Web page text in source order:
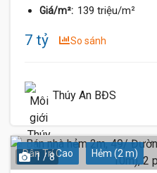
Giá/m²: 139 triệu/m²
7 tỷ So sánh
Thúy An BĐS
Dân Trí Cao Hẻm (2 m)
1 / 8